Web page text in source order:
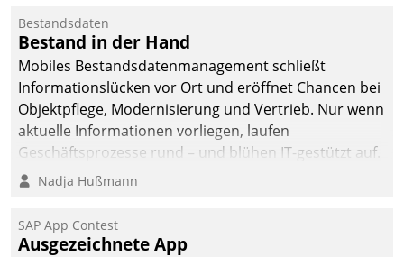
Datatrain. Die meravis
Wohnungsbau- und
Immobilien GmbH hat
sich dabei für den Betrieb
der Lösung über die SAP
Cloud Platform
entschieden - als erstes
Unternehmen am
Bestandsdaten
Bestand in der Hand
Mobiles Bestandsdatenmanagement schließt
Informationslücken vor Ort und eröffnet Chancen bei
Objektpflege, Modernisierung und Vertrieb. Nur wenn
aktuelle Informationen vorliegen, laufen
Geschäftsprozesse rund – und blühen IT-gestützt auf.
Nadja Hußmann
SAP App Contest
Ausgezeichnete App